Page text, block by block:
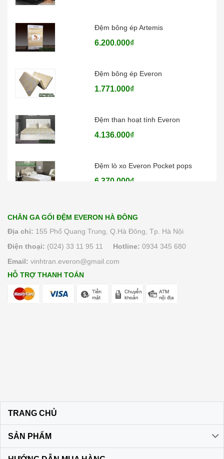
Đệm bông ép Artemis
6.200.000₫
Đệm bông ép Everon
1.771.000₫
Đệm than hoạt tính Everon
4.136.000₫
Đệm lò xo Everon Pocket pops
6.370.000₫
CHĂN GA GỐI ĐỆM EVERON HÀ ĐÔNG
Địa chỉ: 155 Phố Quang Trung, Q.Hà Đông, Tp. Hà Nội
Điện thoại: (024) 33 11 95 11 Hotline: 0934 345 680
Email: vinhtran.everon@gmail.com
HỖ TRỢ THANH TOÁN
TRANG CHỦ
SẢN PHẨM